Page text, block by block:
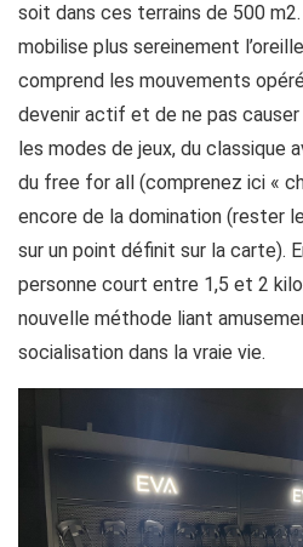
soit dans ces terrains de 500
mobilise plus sereinement
comprend les mouvements
devenir actif et de ne pas causer
les modes de jeux, du classique
du free for all (comprenez ici «
encore de la domination (rester
sur un point définit sur la carte).
personne court entre 1,5 et 2
nouvelle méthode liant
socialisation dans la vraie vie.